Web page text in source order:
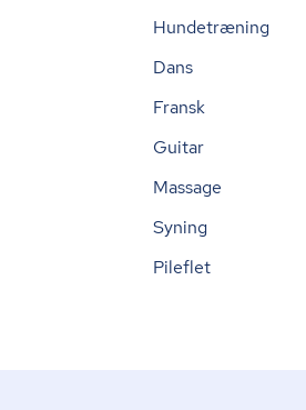
Hundetræning
Dans
Fransk
Guitar
Massage
Syning
Pileflet